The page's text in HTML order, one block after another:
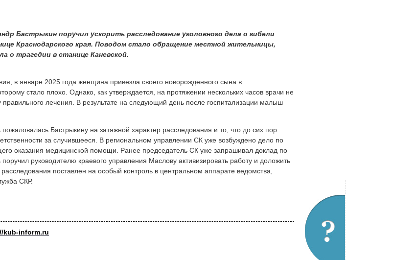
Бастрыкин поручил ускорить расследование уголовного дела о гибели
Краснодарского края. Поводом стало обращение местной жительницы,
о трагедии в станице Каневской.
в январе 2025 года женщина привезла своего новорожденного сына в
стало плохо. Однако, как утверждается, на протяжении нескольких часов врачи не
правильного лечения. В результате на следующий день после госпитализации малыш
Бастрыкину на затяжной характер расследования и то, что до сих пор
за случившееся. В региональном управлении СК уже возбуждено дело по
оказания медицинской помощи. Ранее председатель СК уже запрашивал доклад по
поручил руководителю краевого управления Маслову активизировать работу и доложить
расследования поставлен на особый контроль в центральном аппарате ведомства,
СКР.
kub-inform.ru